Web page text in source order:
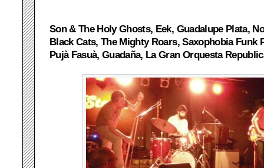
Son & The Holy Ghosts, Eek, Guadalupe Plata,
Black Cats, The Mighty Roars, Saxophobia Funk
Pujà Fasuà, Guadaña, La Gran Orquesta